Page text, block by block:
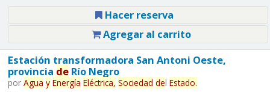
Hacer reserva
Agregar al carrito
Estación transformadora San Antoni Oeste,
provincia deRío Negro
por Agua y Energía Eléctrica, Sociedad del Estado.